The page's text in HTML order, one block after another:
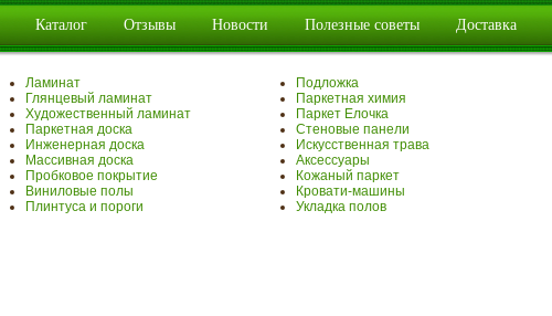
Каталог Отзывы Новости Полезные советы Доставка
Ламинат
Глянцевый ламинат
Художественный ламинат
Паркетная доска
Инженерная доска
Массивная доска
Пробковое покрытие
Виниловые полы
Плинтуса и пороги
Подложка
Паркетная химия
Паркет Елочка
Стеновые панели
Искусственная трава
Аксессуары
Кожаный паркет
Кровати-машины
Укладка полов